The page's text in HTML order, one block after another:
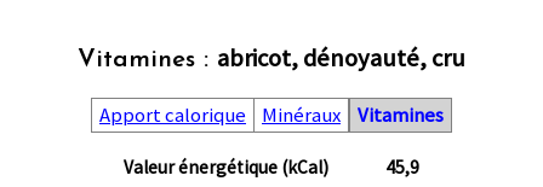
Vitamines : abricot, dénoyauté, cru
Apport calorique Minéraux Vitamines
Valeur énergétique (kCal) 45,9